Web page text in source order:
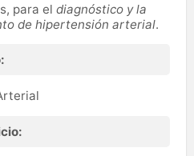
para el diagnóstico y la
de hipertensión arterial.